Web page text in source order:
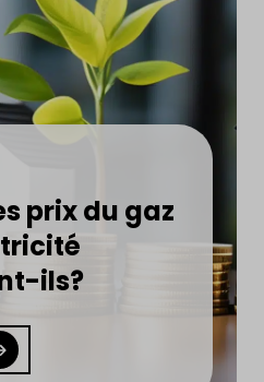
prix du gaz
ils?